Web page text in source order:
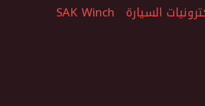
السيارة SAK Winch